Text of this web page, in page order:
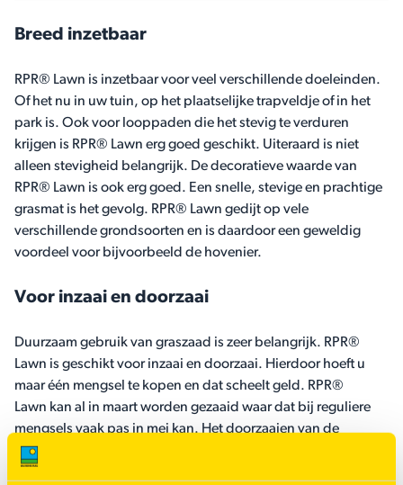
Breed inzetbaar
RPR® Lawn is inzetbaar voor veel verschillende doeleinden.
Of het nu in uw tuin, op het plaatselijke trapveldje of in het
park is. Ook voor looppaden die het stevig te verduren
krijgen is RPR® Lawn erg goed geschikt. Uiteraard is niet
alleen stevigheid belangrijk. De decoratieve waarde van
RPR® Lawn is ook erg goed. Een snelle, stevige en prachtige
grasmat is het gevolg. RPR® Lawn gedijt op vele
verschillende grondsoorten en is daardoor een geweldig
voordeel voor bijvoorbeeld de hovenier.
Voor inzaai en doorzaai
Duurzaam gebruik van graszaad is zeer belangrijk. RPR®
Lawn is geschikt voor inzaai en doorzaai. Hierdoor hoeft u
maar één mengsel te kopen en dat scheelt geld. RPR®
Lawn kan al in maart worden gezaaid waar dat bij reguliere
mengsels vaak pas in mei kan. Het doorzaaien van de
grasmat is belangrijk om het in optimale kwaliteit te houden.